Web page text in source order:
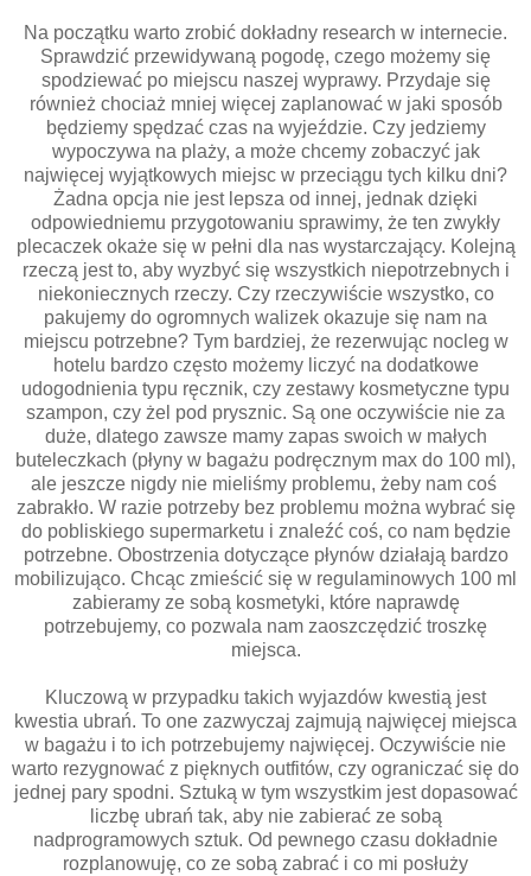
Na początku warto zrobić dokładny research w internecie.
Sprawdzić przewidywaną pogodę, czego możemy się
spodziewać po miejscu naszej wyprawy. Przydaje się
również chociaż mniej więcej zaplanować w jaki sposób
będziemy spędzać czas na wyjeździe. Czy jedziemy
wypoczywa na plaży, a może chcemy zobaczyć jak
najwięcej wyjątkowych miejsc w przeciągu tych kilku dni?
Żadna opcja nie jest lepsza od innej, jednak dzięki
odpowiedniemu przygotowaniu sprawimy, że ten zwykły
plecaczek okaże się w pełni dla nas wystarczający. Kolejną
rzeczą jest to, aby wyzbyć się wszystkich niepotrzebnych i
niekoniecznych rzeczy. Czy rzeczywiście wszystko, co
pakujemy do ogromnych walizek okazuje się nam na
miejscu potrzebne? Tym bardziej, że rezerwując nocleg w
hotelu bardzo często możemy liczyć na dodatkowe
udogodnienia typu ręcznik, czy zestawy kosmetyczne typu
szampon, czy żel pod prysznic. Są one oczywiście nie za
duże, dlatego zawsze mamy zapas swoich w małych
buteleczkach (płyny w bagażu podręcznym max do 100 ml),
ale jeszcze nigdy nie mieliśmy problemu, żeby nam coś
zabrakło. W razie potrzeby bez problemu można wybrać się
do pobliskiego supermarketu i znaleźć coś, co nam będzie
potrzebne. Obostrzenia dotyczące płynów działają bardzo
mobilizująco. Chcąc zmieścić się w regulaminowych 100 ml
zabieramy ze sobą kosmetyki, które naprawdę
potrzebujemy, co pozwala nam zaoszczędzić troszkę
miejsca.
Kluczową w przypadku takich wyjazdów kwestią jest
kwestia ubrań. To one zazwyczaj zajmują najwięcej miejsca
w bagażu i to ich potrzebujemy najwięcej. Oczywiście nie
warto rezygnować z pięknych outfitów, czy ograniczać się do
jednej pary spodni. Sztuką w tym wszystkim jest dopasować
liczbę ubrań tak, aby nie zabierać ze sobą
nadprogramowych sztuk. Od pewnego czasu dokładnie
rozplanowuję, co ze sobą zabrać i co mi posłuży